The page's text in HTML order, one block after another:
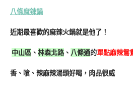
八條麻辣鍋
近期最喜歡的麻辣火鍋就是他了！
中山區 、 林森北路、 八條通的單點麻辣鴛
香、嗆、辣麻辣湯頭好喝，肉品很威